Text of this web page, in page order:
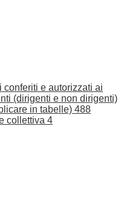
conferiti e autorizzati ai
(dirigenti e non dirigenti)
in tabelle) 488
collettiva 4